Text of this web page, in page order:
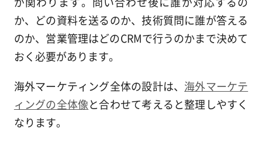
か、どの資料を送るのか、技術質問に誰が答える
のか、営業管理はどのCRMで行うのかまで決めて
おく必要があります。
海外マーケティング全体の設計は、 海外マーケテ
ィングの全体像と合わせて考えると整理しやすく
なります。